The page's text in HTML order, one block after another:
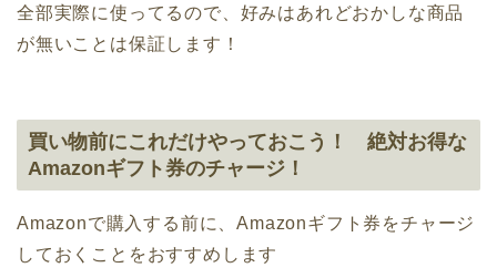
全部実際に使ってるので、好みはあれどおかしな商品
が無いことは保証します！
買い物前にこれだけやっておこう！ 絶対お得な
Amazonギフト券のチャージ！
Amazonで購入する前に、Amazonギフト券をチャージ
しておくことをおすすめします